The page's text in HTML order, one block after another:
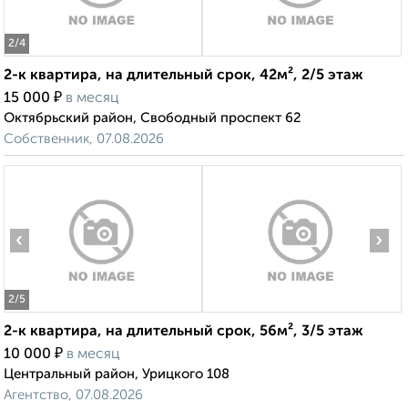
2/4
2-к квартира, на длительный срок, 42м², 2/5 этаж
15 000 ₽ в месяц
Октябрьский район, Свободный проспект 62
Собственник, 07.08.2026
2/5
‹ ›
2-к квартира, на длительный срок, 56м², 3/5 этаж
10 000 ₽ в месяц
Центральный район, Урицкого 108
Агентство, 07.08.2026